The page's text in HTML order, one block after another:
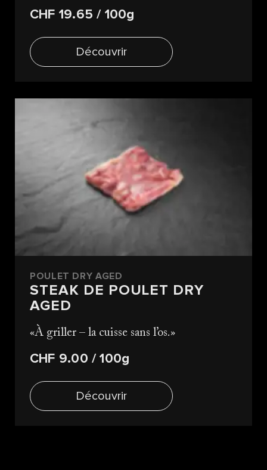
CHF 19.65/ 100g
Découvrir
POULET DRY AGED
STEAK DE POULET DRY
AGED
À griller – la cuisse sans l’os.
CHF 9.00 / 100g
Découvrir